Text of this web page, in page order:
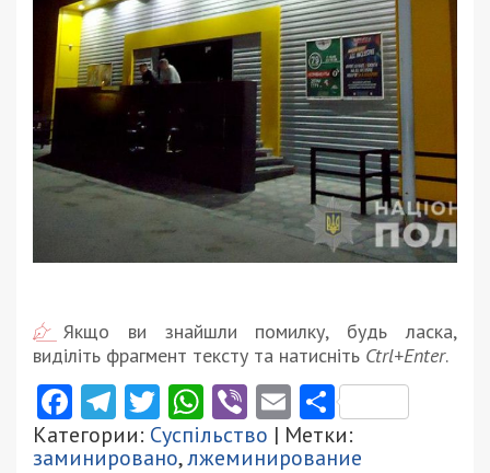
Якщо ви знайшли помилку, будь ласка,
виділіть фрагмент тексту та натисніть Ctrl+Enter.
Facebook
Telegram
Twitter
WhatsApp
ViberEmail
Категории: Суспільство | Метки:
заминировано,лжеминирование